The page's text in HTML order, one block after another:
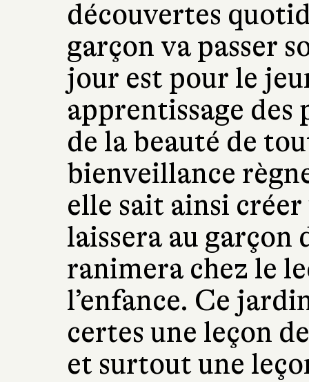
découvertes
garçon va passer
jour est pour le
apprentissage des
de la beauté de
bienveillance
elle sait ainsi
laissera au garçon
ranimera chez le
l’enfance. Ce
certes une leçon
et surtout une